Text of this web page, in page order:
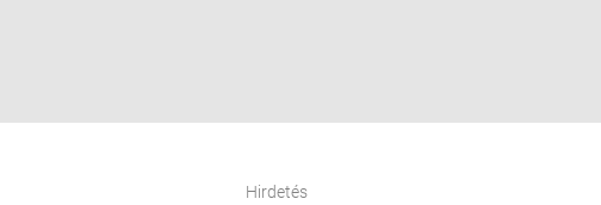
Hirdetés